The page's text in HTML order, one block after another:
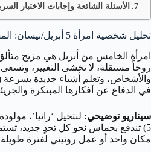
الأسئلة الشائعة وإجابات الاختبار
تحليل شخصية امرأة 5 أبريل/نيسان: المغامرة الذكية والمتواصلة اللامعة
امرأة الخامس من أبريل هي مزيج
روحاً مستقلة، لا تخشى التغيير،
في الدفاع عن أفكارها المبتكرة
سيناريو توضيحي:
5) تندفع بحماس نحو كل تحدٍ جديد،
مكان واحد أو عمل روتيني لفترة